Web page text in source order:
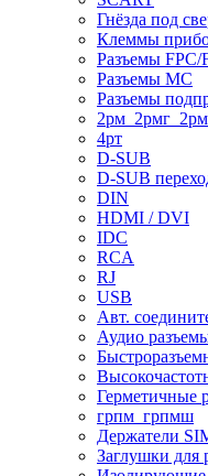
Гнёзда под
Клеммы
Разъемы FPC/
Разъемы MC
Разъемы
4рт
D-SUB
D-SUB
DIN
HDMI / DVI
IDC
RCA
RJ
USB
Авт.
Аудио
Герметичные
грпм_грпмш
Держатели
Заглушки для